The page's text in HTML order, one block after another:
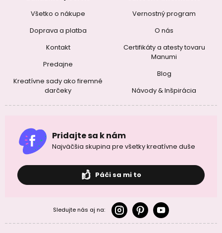
Všetko o nákupe
Doprava a platba
Kontakt
Predajne
Kreatívne sady ako firemné
darčeky
Vernostný program
O nás
Certifikáty a atesty tovaru
Manumi
Blog
Návody & Inšpirácia
Pridajte sa k nám
Najväčšia skupina pre všetky kreatívne duše
Páči sa mi to
Sledujte nás aj na: